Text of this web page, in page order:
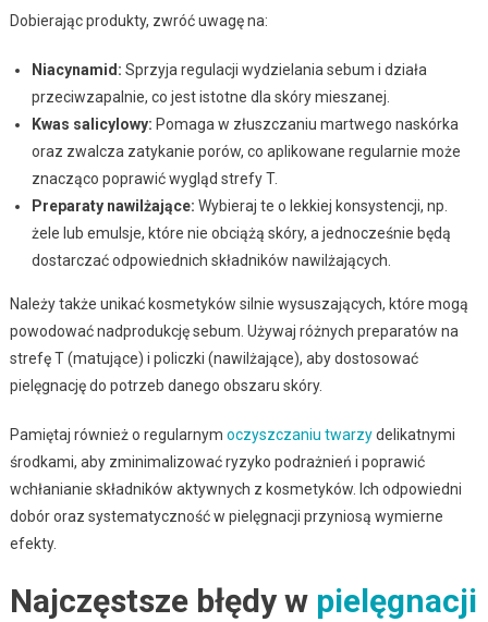
Dobierając produkty, zwróć uwagę na:
Niacynamid: Sprzyja regulacji wydzielania sebum i działa
przeciwzapalnie, co jest istotne dla skóry mieszanej.
Kwas salicylowy: Pomaga w złuszczaniu martwego naskórka
oraz zwalcza zatykanie porów, co aplikowane regularnie może
znacząco poprawić wygląd strefy T.
Preparaty nawilżające: Wybieraj te o lekkiej konsystencji, np.
żele lub emulsje, które nie obciążą skóry, a jednocześnie będą
dostarczać odpowiednich składników nawilżających.
Należy także unikać kosmetyków silnie wysuszających, które mogą
powodować nadprodukcję sebum. Używaj różnych preparatów na
strefę T (matujące) i policzki (nawilżające), aby dostosować
pielęgnację do potrzeb danego obszaru skóry.
Pamiętaj również o regularnym oczyszczaniu twarzydelikatnymi
środkami, aby zminimalizować ryzyko podrażnień i poprawić
wchłanianie składników aktywnych z kosmetyków. Ich odpowiedni
dobór oraz systematyczność w pielęgnacji przyniosą wymierne
efekty.
Najczęstsze błędy w pielęgnacji